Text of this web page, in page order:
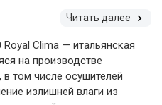
Читать далее
Royal Clima — итальянская
на производстве
том числе осушителей
излишней влаги из